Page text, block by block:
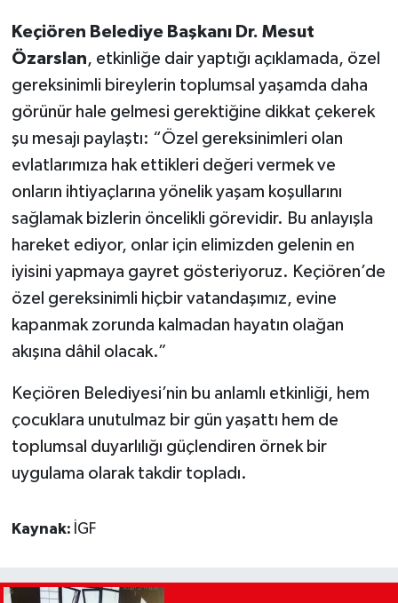
Keçiören Belediye Başkanı Dr. Mesut
Özarslan, etkinliğe dair yaptığı açıklamada, özel
gereksinimli bireylerin toplumsal yaşamda daha
görünür hale gelmesi gerektiğine dikkat çekerek
şu mesajı paylaştı: “Özel gereksinimleri olan
evlatlarımıza hak ettikleri değeri vermek ve
onların ihtiyaçlarına yönelik yaşam koşullarını
sağlamak bizlerin öncelikli görevidir. Bu anlayışla
hareket ediyor, onlar için elimizden gelenin en
iyisini yapmaya gayret gösteriyoruz. Keçiören’de
özel gereksinimli hiçbir vatandaşımız, evine
kapanmak zorunda kalmadan hayatın olağan
akışına dâhil olacak.”
Keçiören Belediyesi’nin bu anlamlı etkinliği, hem
çocuklara unutulmaz bir gün yaşattı hem de
toplumsal duyarlılığı güçlendiren örnek bir
uygulama olarak takdir topladı.
Kaynak: İGF